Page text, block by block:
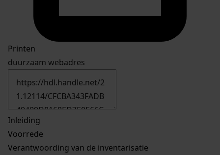
Printen
duurzaam webadres
Inleiding
Voorrede
Verantwoording van de inventarisatie